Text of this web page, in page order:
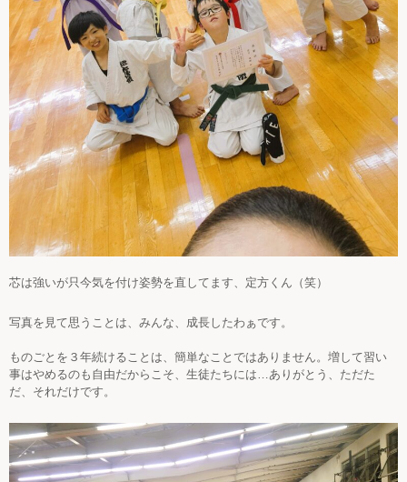
芯は強いが只今気を付け姿勢を直してます、定方くん（笑）
写真を見て思うことは、みんな、成長したわぁです。
ものごとを３年続けることは、簡単なことではありません。増して習い
事はやめるのも自由だからこそ、生徒たちには…ありがとう、ただた
だ、それだけです。